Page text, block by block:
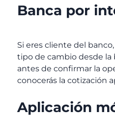
Banca por
Si eres cliente del
tipo de cambio desde
antes de confirmar la
conocerás la cotización
Aplicación